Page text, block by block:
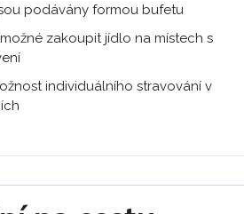
podávány formou bufetu
zakoupit jídlo na místech s
individuálního stravování v